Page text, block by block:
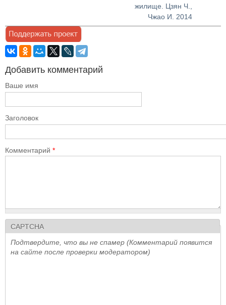
жилище. Цзян Ч.,
Чжао И. 2014
Добавить комментарий
Ваше имя
Заголовок
Комментарий *
CAPTCHA
Подтвердите, что вы не спамер (Комментарий появится
на сайте после проверки модератором)